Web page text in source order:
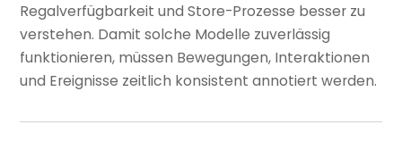
Regalverfügbarkeit und Store-Prozesse besser zu
verstehen. Damit solche Modelle zuverlässig
funktionieren, müssen Bewegungen, Interaktionen
und Ereignisse zeitlich konsistent annotiert werden.